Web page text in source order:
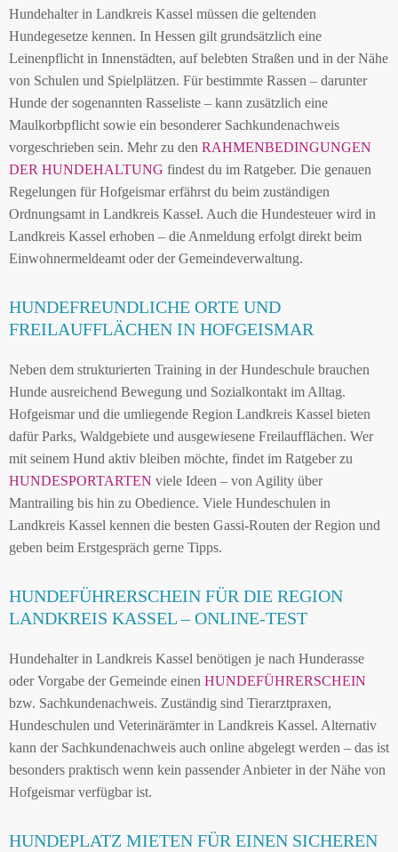
Hundehalter in Landkreis Kassel müssen die geltenden
Hundegesetze kennen. In Hessen gilt grundsätzlich eine
Leinenpflicht in Innenstädten, auf belebten Straßen und in der Nähe
von Schulen und Spielplätzen. Für bestimmte Rassen – darunter
Hunde der sogenannten Rasseliste – kann zusätzlich eine
Maulkorbpflicht sowie ein besonderer Sachkundenachweis
vorgeschrieben sein. Mehr zu den RAHMENBEDINGUNGEN
DER HUNDEHALTUNG findest du im Ratgeber. Die genauen
Regelungen für Hofgeismar erfährst du beim zuständigen
Ordnungsamt in Landkreis Kassel. Auch die Hundesteuer wird in
Landkreis Kassel erhoben – die Anmeldung erfolgt direkt beim
Einwohnermeldeamt oder der Gemeindeverwaltung.
HUNDEFREUNDLICHE ORTE UND
FREILAUFFLÄCHEN IN HOFGEISMAR
Neben dem strukturierten Training in der Hundeschule brauchen
Hunde ausreichend Bewegung und Sozialkontakt im Alltag.
Hofgeismar und die umliegende Region Landkreis Kassel bieten
dafür Parks, Waldgebiete und ausgewiesene Freilaufflächen. Wer
mit seinem Hund aktiv bleiben möchte, findet im Ratgeber zu
HUNDESPORTARTEN viele Ideen – von Agility über
Mantrailing bis hin zu Obedience. Viele Hundeschulen in
Landkreis Kassel kennen die besten Gassi-Routen der Region und
geben beim Erstgespräch gerne Tipps.
HUNDEFÜHRERSCHEIN FÜR DIE REGION
LANDKREIS KASSEL – ONLINE-TEST
Hundehalter in Landkreis Kassel benötigen je nach Hunderasse
oder Vorgabe der Gemeinde einen HUNDEFÜHRERSCHEIN
bzw. Sachkundenachweis. Zuständig sind Tierarztpraxen,
Hundeschulen und Veterinärämter in Landkreis Kassel. Alternativ
kann der Sachkundenachweis auch online abgelegt werden – das ist
besonders praktisch wenn kein passender Anbieter in der Nähe von
Hofgeismar verfügbar ist.
HUNDEPLATZ MIETEN FÜR EINEN SICHEREN